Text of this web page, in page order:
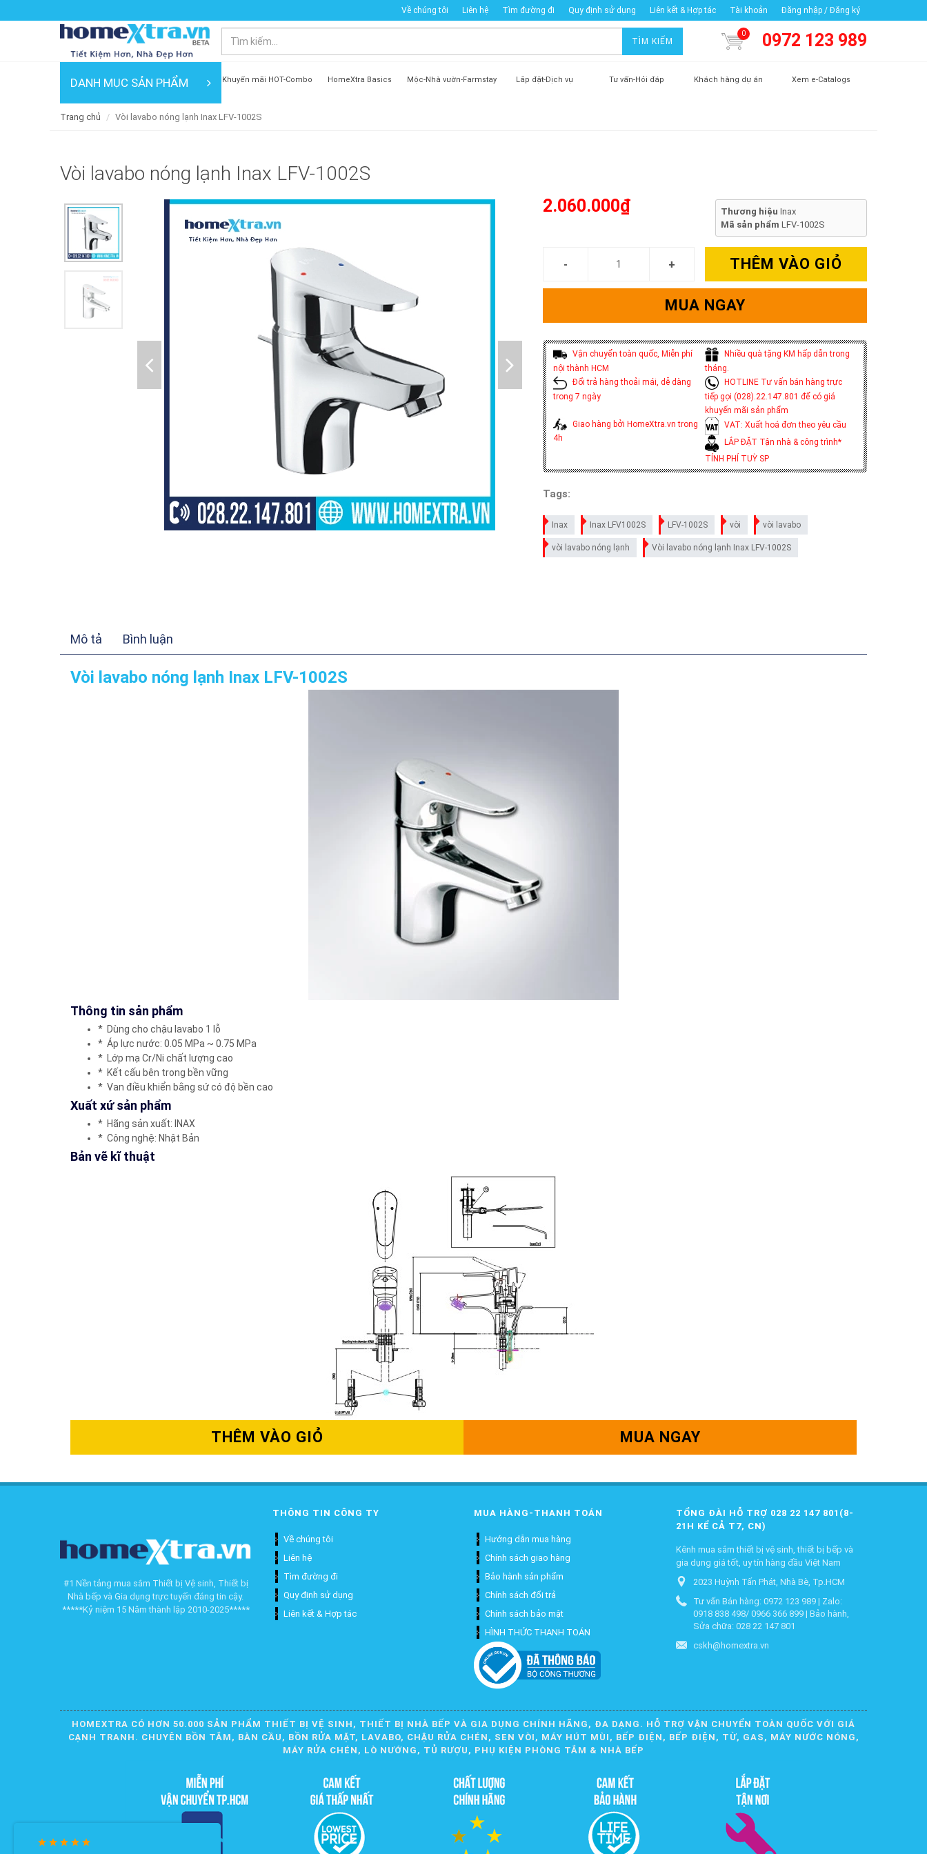
Về chúng tôi Liên hệ Tìm đường đi Quy định sử dụng Liên kết & Hợp tác Tài khoản Đăng nhập / Đăng ký
TÌM KIẾM
0 0972 123 989
DANH MỤC SẢN PHẨM Khuyến mãi HOT-Combo HomeXtra Basics Mộc-Nhà vườn-Farmstay Lắp đặt-Dịch vụ Tư vấn-Hỏi đáp Khách hàng dự án Xem e-Catalogs
Trang chủ Vòi lavabo nóng lạnh Inax LFV-1002S
Vòi lavabo nóng lạnh Inax LFV-1002S
2.060.000₫ Thương hiệu Inax
Mã sản phẩm LFV-1002S
THÊM VÀO GIỎ
MUA NGAY
Vận chuyển toàn quốc, Miễn phí
nội thành HCM
Nhiều quà tặng KM hấp dẫn trong
tháng.
Đổi trả hàng thoải mái, dễ dàng
trong 7 ngày
HOTLINE Tư vấn bán hàng trực
tiếp gọi (028).22.147.801 để có giá
khuyến mãi sản phẩm
Giao hàng bởi HomeXtra.vn trong
4h
VAT: Xuất hoá đơn theo yêu cầu
LẮP ĐẶT Tận nhà & công trình*
TÍNH PHÍ TUỲ SP
Tags:
Inax Inax LFV1002S LFV-1002S vòi vòi lavabo
vòi lavabo nóng lạnh Vòi lavabo nóng lạnh Inax LFV-1002S
Mô tả Bình luận
Vòi lavabo nóng lạnh Inax LFV-1002S
Thông tin sản phẩm
* Dùng cho chậu lavabo 1 lỗ
* Áp lực nước: 0.05 MPa ~ 0.75 MPa
* Lớp mạ Cr/Ni chất lượng cao
* Kết cấu bên trong bền vững
* Van điều khiển bằng sứ có độ bền cao
Xuất xứ sản phẩm
* Hãng sản xuất: INAX
* Công nghệ: Nhật Bản
​Bản vẽ kĩ thuật
THÊM VÀO GIỎ MUA NGAY
#1 Nền tảng mua sắm Thiết bị Vệ sinh, Thiết bị
Nhà bếp và Gia dụng trực tuyến đáng tin cậy.
*****Kỷ niệm 15 Năm thành lập 2010-2025*****
THÔNG TIN CÔNG TY
Về chúng tôi
Liên hệ
Tìm đường đi
Quy định sử dụng
Liên kết & Hợp tác
MUA HÀNG-THANH TOÁN
Hướng dẫn mua hàng
Chính sách giao hàng
Bảo hành sản phẩm
Chính sách đổi trả
Chính sách bảo mật
HÌNH THỨC THANH TOÁN
TỔNG ĐÀI HỖ TRỢ 028 22 147 801(8-
21H KỂ CẢ T7, CN)
Kênh mua sắm thiết bị vệ sinh, thiết bị bếp và
gia dụng giá tốt, uy tín hàng đầu Việt Nam
2023 Huỳnh Tấn Phát, Nhà Bè, Tp.HCM
Tư vấn Bán hàng: 0972 123 989 | Zalo:
0918 838 498/ 0966 366 899 | Bảo hành,
Sửa chữa: 028 22 147 801
cskh@homextra.vn
HOMEXTRA CÓ HƠN 50.000 SẢN PHẨM THIẾT BỊ VỆ SINH, THIẾT BỊ NHÀ BẾP VÀ GIA DỤNG CHÍNH HÃNG, ĐA DẠNG. HỖ TRỢ VẬN CHUYỂN TOÀN QUỐC VỚI GIÁ
CẠNH TRANH. CHUYÊN BỒN TẮM, BÀN CẦU, BỒN RỬA MẶT, LAVABO, CHẬU RỬA CHÉN, SEN VÒI, MÁY HÚT MÙI, BẾP ĐIỆN, BẾP ĐIỆN, TỪ, GAS, MÁY NƯỚC NÓNG,
MÁY RỬA CHÉN, LÒ NƯỚNG, TỦ RƯỢU, PHỤ KIỆN PHÒNG TẮM & NHÀ BẾP